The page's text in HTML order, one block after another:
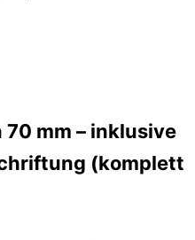
mm – inklusive
(komplett